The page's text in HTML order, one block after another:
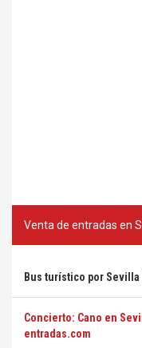
Venta de entradas en
Bus turístico por
Concierto: Cano en
entradas.com